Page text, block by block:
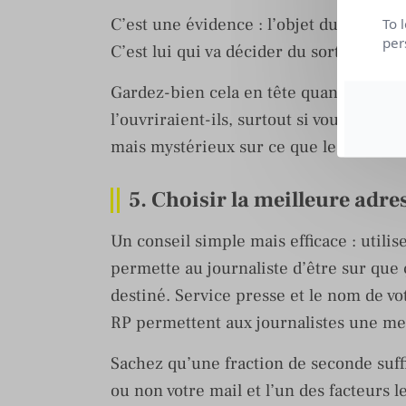
C’est une évidence : l’objet du mail
C’est lui qui va décider du sort de
Gardez-bien cela en tête quand vous
l’ouvriraient-ils, surtout si vous ne les
mais mystérieux sur ce que le
5. Choisir la meilleure
Un conseil simple mais efficace :
permette au journaliste d’être sur que
destiné. Service presse et le nom de
RP permettent aux journalistes une
Sachez qu’une fraction de seconde
ou non votre mail et l’un des facteurs
To